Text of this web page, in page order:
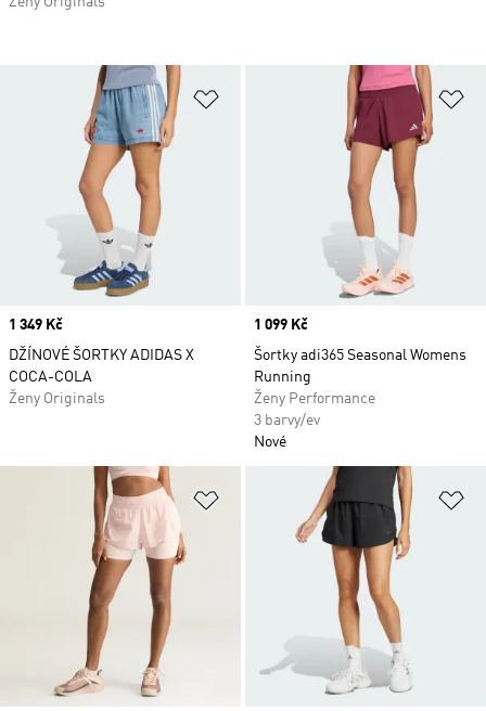
Přidat do seznamu přání
Price
1 349 Kč
DŽÍNOVÉ ŠORTKY ADIDAS X
COCA-COLA
Ženy Originals
Price
1 099 Kč
Šortky adi365 Seasonal Womens
Running
Ženy Performance
3 barvy/ev
Nové
Přidat do seznamu přání